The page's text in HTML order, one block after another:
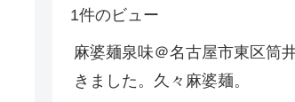
1件のビュー
麻婆麺泉味＠名古屋市東区筒
きました。久々麻婆麺。